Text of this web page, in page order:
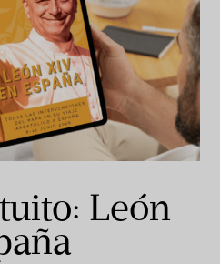
León